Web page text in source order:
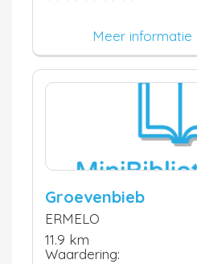
Meer informatie
Groevenbieb
ERMELO
11.9 km
Waardering: